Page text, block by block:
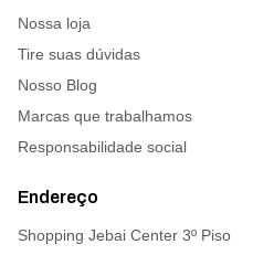
Nossa loja
Tire suas dúvidas
Nosso Blog
Marcas que trabalhamos
Responsabilidade social
Endereço
Shopping Jebai Center 3º Piso